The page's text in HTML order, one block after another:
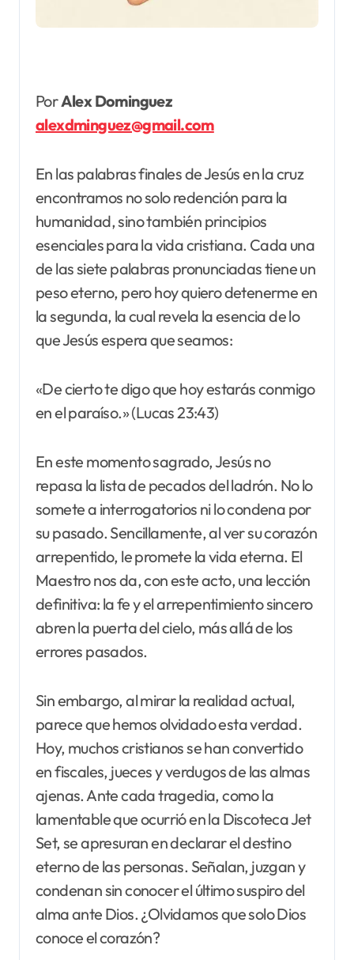
PorAlex Dominguez
alexdminguez@gmail.com
En las palabras finales de Jesús en la cruz
encontramos no solo redención para la
humanidad, sino también principios
esenciales para la vida cristiana. Cada una
de las siete palabras pronunciadas tiene un
peso eterno, pero hoy quiero detenerme en
la segunda, la cual revela la esencia de lo
que Jesús espera que seamos:
«De cierto te digo que hoy estarás conmigo
en el paraíso.» (Lucas 23:43)
En este momento sagrado, Jesús no
repasa la lista de pecados del ladrón. No lo
somete a interrogatorios ni lo condena por
su pasado. Sencillamente, al ver su corazón
arrepentido, le promete la vida eterna. El
Maestro nos da, con este acto, una lección
definitiva: la fe y el arrepentimiento sincero
abren la puerta del cielo, más allá de los
errores pasados.
Sin embargo, al mirar la realidad actual,
parece que hemos olvidado esta verdad.
Hoy, muchos cristianos se han convertido
en fiscales, jueces y verdugos de las almas
ajenas. Ante cada tragedia, como la
lamentable que ocurrió en la Discoteca Jet
Set, se apresuran en declarar el destino
eterno de las personas. Señalan, juzgan y
condenan sin conocer el último suspiro del
alma ante Dios. ¿Olvidamos que solo Dios
conoce el corazón?